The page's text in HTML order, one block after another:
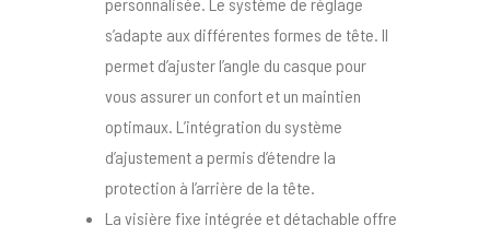
s’adapte aux différentes formes de tête. Il
permet d’ajuster l’angle du casque pour
vous assurer un confort et un maintien
optimaux. L’intégration du système
d’ajustement a permis d’étendre la
protection à l’arrière de la tête.
La visière fixe intégrée et détachable offre